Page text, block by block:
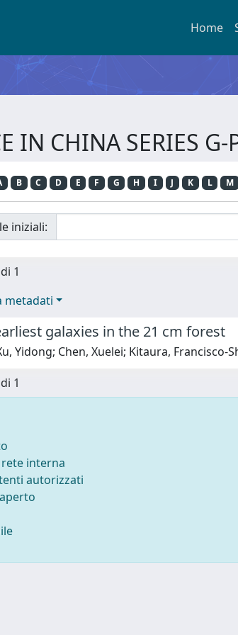
Home
CHINA SERIES G-
B C D E F G H I J K L M
iniziali:
1
metadati
galaxies in the 21 cm forest
Yidong; Chen, Xuelei; Kitaura, Francisco-
1
interna
autorizzati